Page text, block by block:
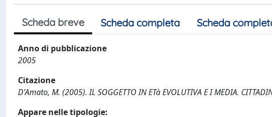
Scheda breve Scheda completa Scheda
Anno di pubblicazione
2005
Citazione
D'Amato, M. (2005). IL SOGGETTO IN ETà EVOLUTIVA E I MEDIA.
Appare nelle tipologie: